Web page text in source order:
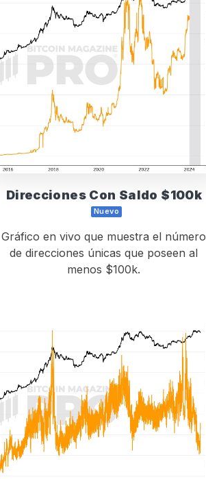
Direcciones Con Saldo $100k
Nuevo
Gráfico en vivo que muestra el número
de direcciones únicas que poseen al
menos $100k.